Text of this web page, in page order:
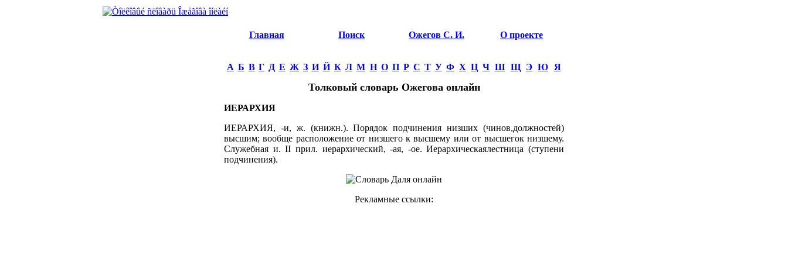
Главная Поиск Ожегов С. И. О проекте
А Б В Г Д Е Ж З И Й К Л М Н О П Р С Т У Ф Х Ц Ч Ш Щ Э Ю Я
Толковый словарь Ожегова онлайн
ИЕРАРХИЯ
ИЕРАРХИЯ, -и, ж. (книжн.). Порядок подчинения низших (чинов,должностей)
высшим; вообще расположение от низшего к высшему или от высшегок низшему.
Служебная и. II прил. иерархический, -ая, -ое. Иерархическаялестница (ступени
подчинения).
Рекламные ссылки: